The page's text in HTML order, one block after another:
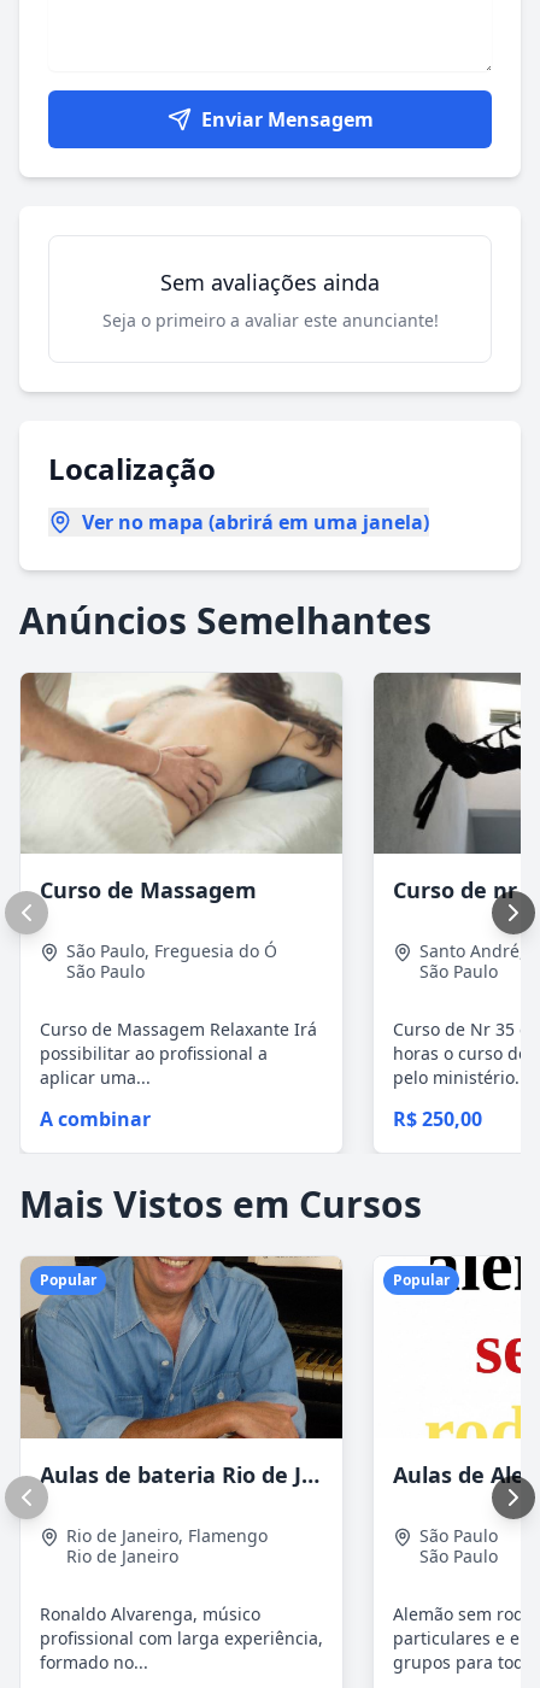
Enviar Mensagem
Sem avaliações ainda
Seja o primeiro a avaliar este anunciante!
Localização
Ver no mapa (abrirá em uma janela)
Anúncios Semelhantes
Curso de Massagem
São Paulo, Freguesia do Ó
São Paulo
Curso de Massagem Relaxante Irá
possibilitar ao profissional a
aplicar uma...
A combinar
Curso de nr
Santo André
São Paulo
Curso de Nr 35
horas o curso de
pelo ministério...
R$ 250,00
Mais Vistos em Cursos
Popular
Aulas de bateria Rio de Janeiro
Rio de Janeiro, Flamengo
Rio de Janeiro
Ronaldo Alvarenga, músico
profissional com larga experiência,
formado no...
Popular
São Paulo
São Paulo
Alemão sem
particulares e
grupos para